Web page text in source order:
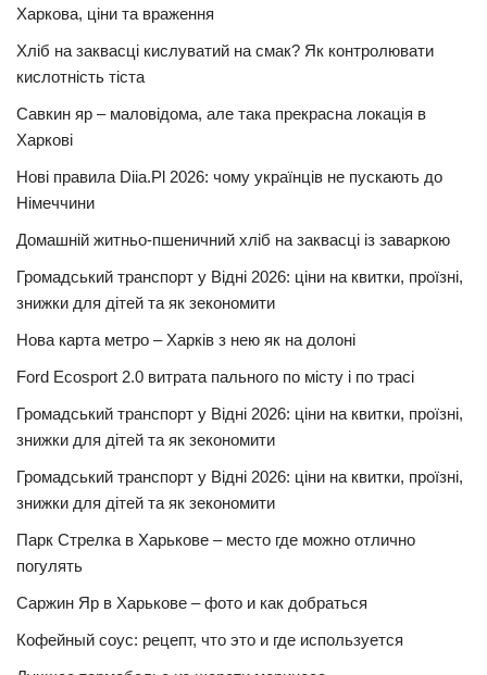
Харкова, ціни та враження
Хліб на заквасці кислуватий на смак? Як контролювати
кислотність тіста
Савкин яр – маловідома, але така прекрасна локація в
Харкові
Нові правила Diia.Pl 2026: чому українців не пускають до
Німеччини
Домашній житньо-пшеничний хліб на заквасці із заваркою
Громадський транспорт у Відні 2026: ціни на квитки, проїзні,
знижки для дітей та як зекономити
Нова карта метро – Харків з нею як на долоні
Ford Ecosport 2.0 витрата пального по місту і по трасі
Громадський транспорт у Відні 2026: ціни на квитки, проїзні,
знижки для дітей та як зекономити
Громадський транспорт у Відні 2026: ціни на квитки, проїзні,
знижки для дітей та як зекономити
Парк Стрелка в Харькове – место где можно отлично
погулять
Саржин Яр в Харькове – фото и как добраться
Кофейный соус: рецепт, что это и где используется